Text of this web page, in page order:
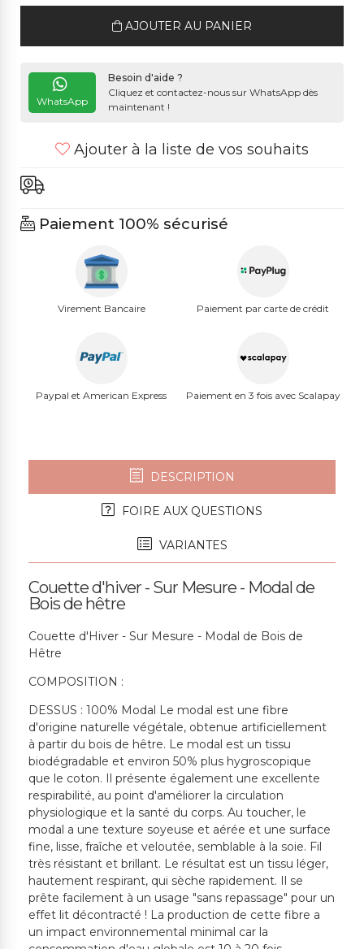
AJOUTER AU PANIER
WhatsApp
Besoin d'aide ?
Cliquez et contactez-nous sur WhatsApp dès
maintenant !
Ajouter à la liste de vos souhaits
Paiement 100% sécurisé
Virement Bancaire Paiement par carte de crédit
Paypal et American Express Paiement en 3 fois avec Scalapay
DESCRIPTION
FOIRE AUX QUESTIONS
VARIANTES
Couette d'hiver - Sur Mesure - Modal de
Bois de hêtre
Couette d'Hiver - Sur Mesure - Modal de Bois de
Hêtre
COMPOSITION :
DESSUS : 100% Modal Le modal est une fibre
d'origine naturelle végétale, obtenue artificiellement
à partir du bois de hêtre. Le modal est un tissu
biodégradable et environ 50% plus hygroscopique
que le coton. Il présente également une excellente
respirabilité, au point d'améliorer la circulation
physiologique et la santé du corps. Au toucher, le
modal a une texture soyeuse et aérée et une surface
fine, lisse, fraîche et veloutée, semblable à la soie. Fil
très résistant et brillant. Le résultat est un tissu léger,
hautement respirant, qui sèche rapidement. Il se
prête facilement à un usage "sans repassage" pour un
effet lit décontracté ! La production de cette fibre a
un impact environnemental minimal car la